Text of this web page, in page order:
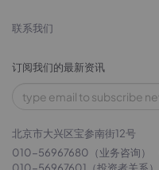
联系我们
订阅我们的最新资讯
北京市大兴区宝参南街12号
010-56967680（业务咨询）